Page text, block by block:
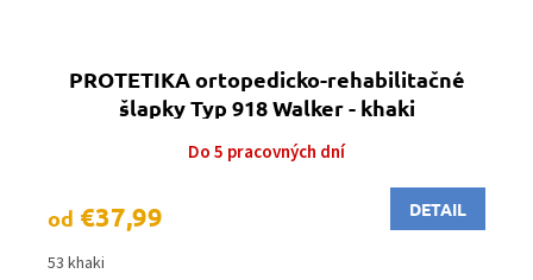
PROTETIKA ortopedicko-rehabilitačné
šlapky Typ 918 Walker - khaki
Do 5 pracovných dní
od €37,99 DETAIL
53 khaki